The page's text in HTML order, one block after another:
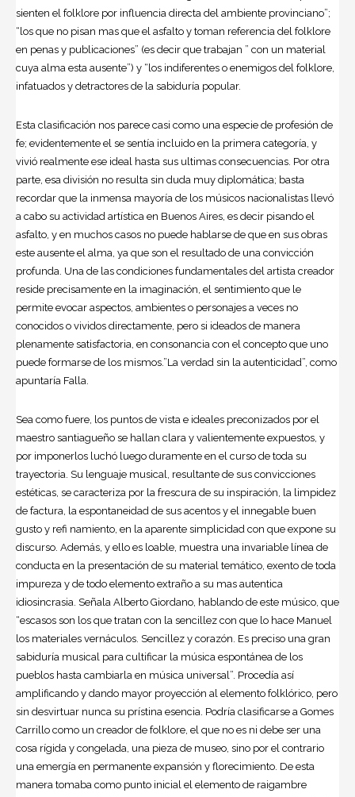
sienten el folklore por influencia directa del ambiente provinciano”;
“los que no pisan mas que el asfalto y toman referencia del folklore
en penas y publicaciones” (es decir que trabajan ” con un material
cuya alma esta ausente”) y “los indiferentes o enemigos del folklore,
infatuados y detractores de la sabiduría popular.
Esta clasificación nos parece casi como una especie de profesión de
fe; evidentemente el se sentía incluido en la primera categoría, y
vivió realmente ese ideal hasta sus ultimas consecuencias. Por otra
parte, esa división no resulta sin duda muy diplomática; basta
recordar que la inmensa mayoría de los músicos nacionalistas llevó
a cabo su actividad artística en Buenos Aires, es decir pisando el
asfalto, y en muchos casos no puede hablarse de que en sus obras
este ausente el alma, ya que son el resultado de una convicción
profunda. Una de las condiciones fundamentales del artista creador
reside precisamente en la imaginación, el sentimiento que le
permite evocar aspectos, ambientes o personajes a veces no
conocidos o vividos directamente, pero si ideados de manera
plenamente satisfactoria, en consonancia con el concepto que uno
puede formarse de los mismos.”La verdad sin la autenticidad”, como
apuntaría Falla.
Sea como fuere, los puntos de vista e ideales preconizados por el
maestro santiagueño se hallan clara y valientemente expuestos, y
por imponerlos luchó luego duramente en el curso de toda su
trayectoria. Su lenguaje musical, resultante de sus convicciones
estéticas, se caracteriza por la frescura de su inspiración, la limpidez
de factura, la espontaneidad de sus acentos y el innegable buen
gusto y refi namiento, en la aparente simplicidad con que expone su
discurso. Además, y ello es loable, muestra una invariable línea de
conducta en la presentación de su material temático, exento de toda
impureza y de todo elemento extraño a su mas autentica
idiosincrasia. Señala Alberto Giordano, hablando de este músico, que
“escasos son los que tratan con la sencillez con que lo hace Manuel
los materiales vernáculos. Sencillez y corazón. Es preciso una gran
sabiduría musical para cultificar la música espontánea de los
pueblos hasta cambiarla en música universal”. Procedía así
amplificando y dando mayor proyección al elemento folklórico, pero
sin desvirtuar nunca su prístina esencia. Podría clasificarse a Gomes
Carrillo como un creador de folklore, el que no es ni debe ser una
cosa rígida y congelada, una pieza de museo, sino por el contrario
una emergía en permanente expansión y florecimiento. De esta
manera tomaba como punto inicial el elemento de raigambre